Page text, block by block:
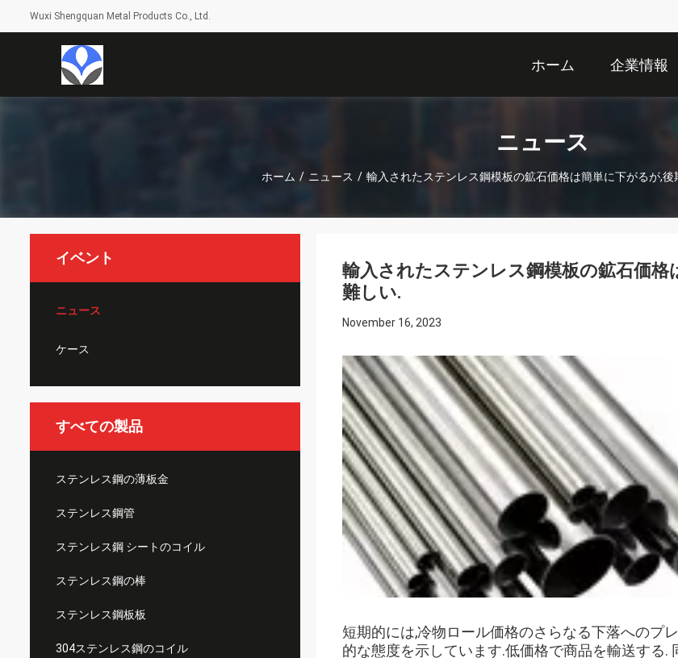
Wuxi Shengquan Metal Products Co., Ltd.
ホーム 企業情報
ニュース
ホーム / ニュース / 輸入されたステンレス鋼模板の鉱石価格は簡単に下がるが,後
イベント
ニュース
ケース
すべての製品
ステンレス鋼の薄板金
ステンレス鋼管
ステンレス鋼 シートのコイル
ステンレス鋼の棒
ステンレス鋼板板
304ステンレス鋼のコイル
輸入されたステンレス鋼模板の鉱石価
難しい.
November 16, 2023
短期的には,冷物ロール価格のさらなる下落へのプ
的な態度を示しています.低価格で商品を輸送する